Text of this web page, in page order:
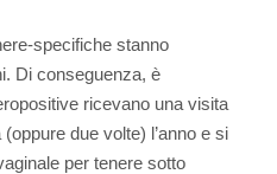
specifiche stanno
Di conseguenza, è
ricevano una visita
due volte) l’anno e si
per tenere sotto